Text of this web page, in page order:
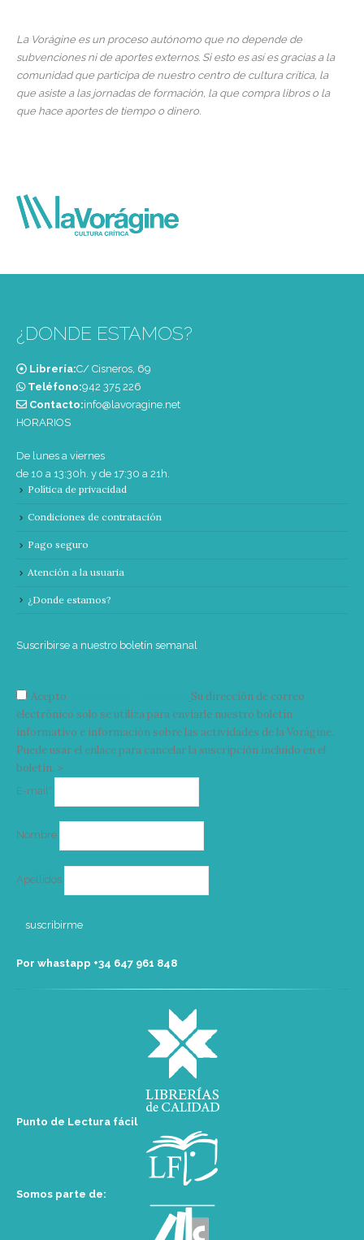
La Vorágine es un proceso autónomo que no depende de
subvenciones ni de aportes externos. Si esto es así es gracias a la
comunidad que participa de nuestro centro de cultura crítica, la
que asiste a las jornadas de formación, la que compra libros o la
que hace aportes de tiempo o dinero.
¿DONDE ESTAMOS?
Librería:C/ Cisneros, 69
Teléfono:‭942 375 226‬
Contacto:info@lavoragine.net
HORARIOS
De lunes a viernes
de 10 a 13:30h. y de 17:30 a 21h.
Política de privacidad
Condiciones de contratación
Pago seguro
Atención a la usuaria
¿Donde estamos?
Suscribirse a nuestro boletín semanal
Acepto
Su dirección de correo
electrónico solo se utiliza para enviarle nuestro boletín
informativo e información sobre las actividades de la Vorágine.
Puede usar el enlace para cancelar la suscripción incluido en el
boletín. >
E-mail*
Nombre
Apellidos
Por whastapp +34 ‭647 961 848‬
Punto de Lectura fácil
Somos parte de: